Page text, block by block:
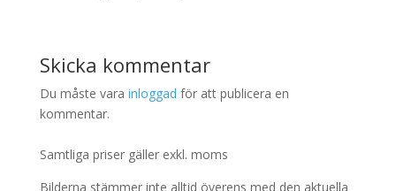
Skicka kommentar
Du måste vara inloggad för att publicera en
kommentar.
Samtliga priser gäller exkl. moms
Bilderna stämmer inte alltid överens med den aktuella